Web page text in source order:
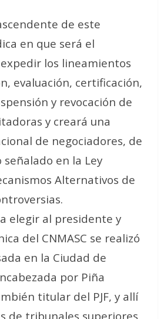
de este
en que será el
expedir los lineamientos
evaluación, certificación,
y revocación de
y creará una
de negociadores, de
señalado en la Ley
Alternativos de
elegir al presidente y
del CNMASC se realizó
en la Ciudad de
por Piña
titular del PJF, y allí
de tribunales superiores